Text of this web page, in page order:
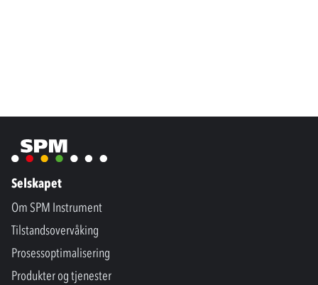
Selskapet
Om SPM Instrument
Tilstandsovervåking
Prosessoptimalisering
Produkter og tjenester